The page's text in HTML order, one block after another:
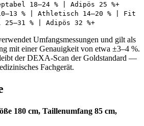
18–24 % | Adipös 25 %+
% | Athletisch 14–20 % | Fit
25–31 % | Adipös 32 %+
Umfangsmessungen und gilt als
mit einer Genauigkeit von etwa ±3–4 %.
der DEXA-Scan der Goldstandard —
Fachgerät.
180 cm, Taillenumfang 85 cm,